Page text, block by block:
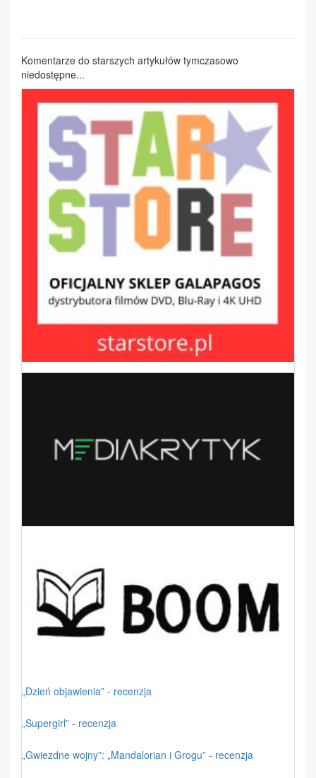
Komentarze do starszych artykułów tymczasowo
niedostępne...
„Dzień objawienia” - recenzja
„Supergirl” - recenzja
„Gwiezdne wojny”: „Mandalorian i Grogu” - recenzja